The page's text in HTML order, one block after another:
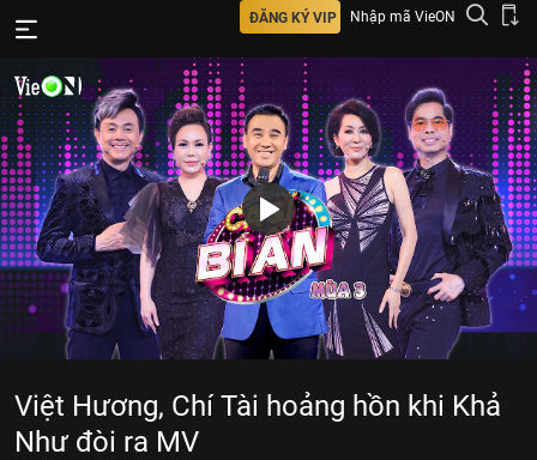
ĐĂNG KÝ VIP Nhập mã VieON
Việt Hương, Chí Tài hoảng hồn khi Khả
Như đòi ra MV